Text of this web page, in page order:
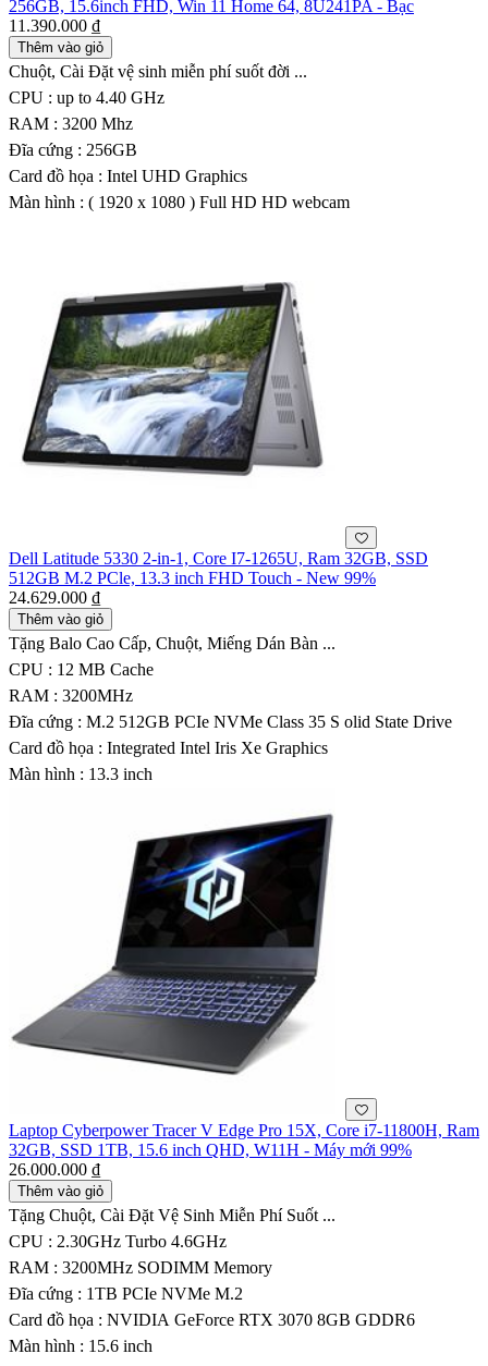
256GB, 15.6inch FHD, Win 11 Home 64, 8U241PA - Bạc
11.390.000 ₫
Thêm vào giỏ
Chuột, Cài Đặt vệ sinh miễn phí suốt đời ...
CPU : up to 4.40 GHz
RAM : 3200 Mhz
Đĩa cứng : 256GB
Card đồ họa : Intel UHD Graphics
Màn hình : ( 1920 x 1080 ) Full HD HD webcam
Dell Latitude 5330 2-in-1, Core I7-1265U, Ram 32GB, SSD
512GB M.2 PCle, 13.3 inch FHD Touch - New 99%
24.629.000 ₫
Thêm vào giỏ
Tặng Balo Cao Cấp, Chuột, Miếng Dán Bàn ...
CPU : 12 MB Cache
RAM : 3200MHz
Đĩa cứng : M.2 512GB PCIe NVMe Class 35 S olid State Drive
Card đồ họa : Integrated Intel Iris Xe Graphics
Màn hình : 13.3 inch
Laptop Cyberpower Tracer V Edge Pro 15X, Core i7-11800H, Ram
32GB, SSD 1TB, 15.6 inch QHD, W11H - Máy mới 99%
26.000.000 ₫
Thêm vào giỏ
Tặng Chuột, Cài Đặt Vệ Sinh Miễn Phí Suốt ...
CPU : 2.30GHz Turbo 4.6GHz
RAM : 3200MHz SODIMM Memory
Đĩa cứng : 1TB PCIe NVMe M.2
Card đồ họa : NVIDIA GeForce RTX 3070 8GB GDDR6
Màn hình : 15.6 inch